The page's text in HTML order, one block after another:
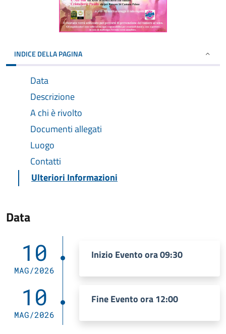
INDICE DELLA PAGINA
Data
Descrizione
A chi è rivolto
Documenti allegati
Luogo
Contatti
Ulteriori Informazioni
Data
10
MAG/2026
Inizio Evento ora 09:30
10
MAG/2026
Fine Evento ora 12:00